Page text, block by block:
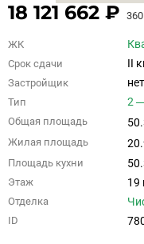
18 121 662 ₽
ЖК
Срок сдачи II
Застройщик
Тип 2
Общая площадь
Жилая площадь
Площадь кухни
Этаж 19
Отделка
ID